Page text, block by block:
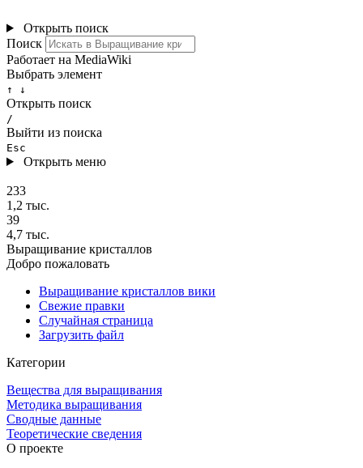
Открыть поиск
Поиск
Работает на MediaWiki
Выбрать элемент
↑ ↓
Открыть поиск
/
Выйти из поиска
Esc
Открыть меню
233
1,2 тыс.
39
4,7 тыс.
Выращивание кристаллов
Добро пожаловать
Выращивание кристаллов вики
Свежие правки
Случайная страница
Загрузить файл
Категории
Вещества для выращивания
Методика выращивания
Сводные данные
Теоретические сведения
О проекте